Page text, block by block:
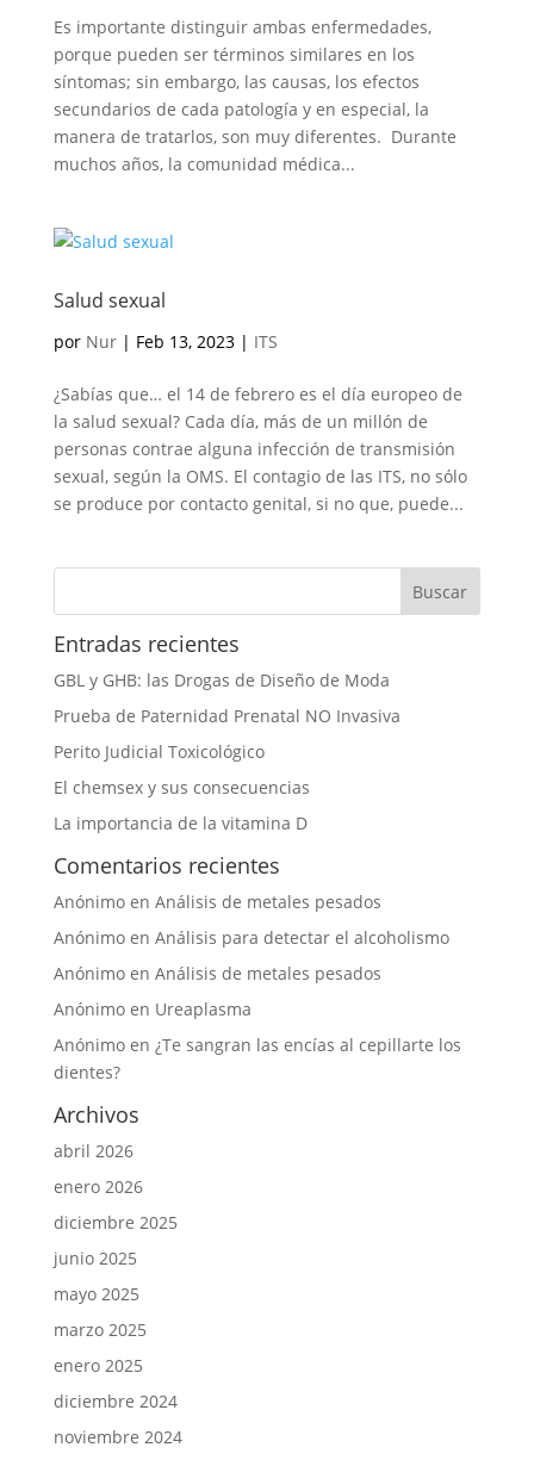
Es importante distinguir ambas enfermedades,
porque pueden ser términos similares en los
síntomas; sin embargo, las causas, los efectos
secundarios de cada patología y en especial, la
manera de tratarlos, son muy diferentes. Durante
muchos años, la comunidad médica...
Salud sexual
por Nur| Feb 13, 2023| ITS
¿Sabías que… el 14 de febrero es el día europeo de
la salud sexual? Cada día, más de un millón de
personas contrae alguna infección de transmisión
sexual, según la OMS. El contagio de las ITS, no sólo
se produce por contacto genital, si no que, puede...
Entradas recientes
GBL y GHB: las Drogas de Diseño de Moda
Prueba de Paternidad Prenatal NO Invasiva
Perito Judicial Toxicológico
El chemsex y sus consecuencias
La importancia de la vitamina D
Comentarios recientes
Anónimoen Análisis de metales pesados
Anónimoen Análisis para detectar el alcoholismo
Anónimoen Análisis de metales pesados
Anónimoen Ureaplasma
Anónimoen ¿Te sangran las encías al cepillarte los
dientes?
Archivos
abril 2026
enero 2026
diciembre 2025
junio 2025
mayo 2025
marzo 2025
enero 2025
diciembre 2024
noviembre 2024